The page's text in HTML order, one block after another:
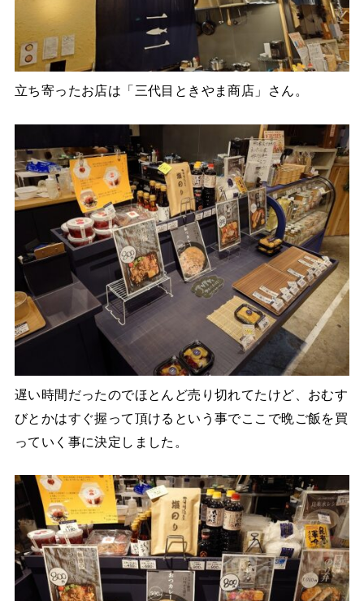
立ち寄ったお店は「三代目ときやま商店」さん。
遅い時間だったのでほとんど売り切れてたけど、おむす
びとかはすぐ握って頂けるという事でここで晩ご飯を買
っていく事に決定しました。